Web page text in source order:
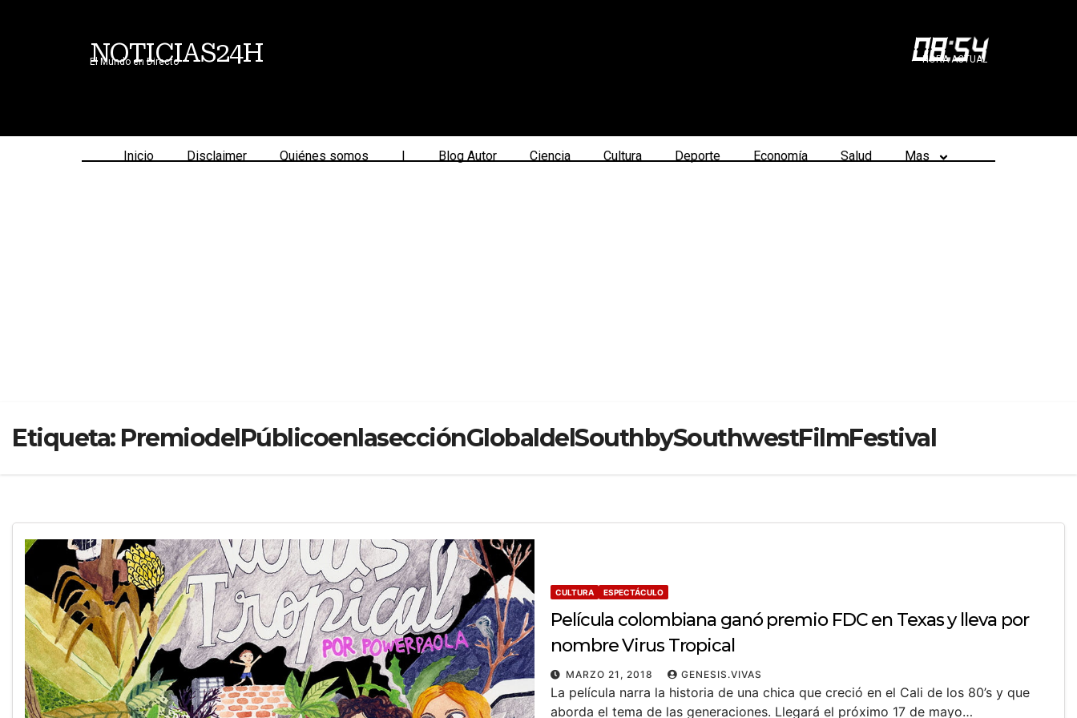
NOTICIAS24H
El Mundo en Directo 08:54
HORA ACTUAL
Inicio Disclaimer Quiénes somos | Blog Autor Ciencia Cultura Deporte Economía Salud Mas
Etiqueta: PremiodelPúblicoenlasecciónGlobaldelSouthbySouthwestFilmFestival
CULTURA ESPECTÁCULO
Película colombiana ganó premio FDC en Texas y lleva por
nombre Virus Tropical
MARZO 21, 2018 GENESIS.VIVAS
La película narra la historia de una chica que creció en el Cali de los 80’s y que
aborda el tema de las generaciones. Llegará el próximo 17 de mayo…